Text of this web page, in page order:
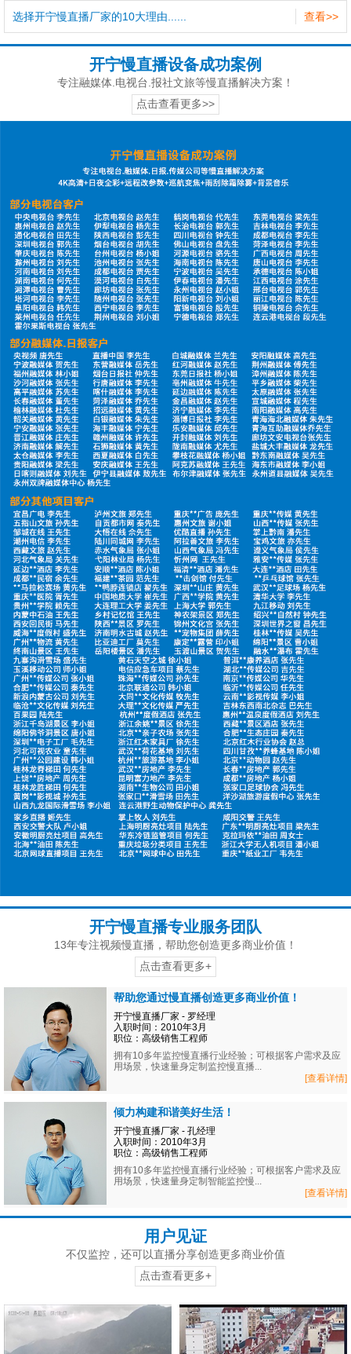
查看>>
选择开宁慢直播厂家的10大理由......
开宁慢直播设备成功案例
专注融媒体.电视台.报社文旅等慢直播解决方案！
点击查看更多>>
开宁慢直播专业服务团队
13年专注视频慢直播，帮助您创造更多商业价值！
点击查看更多+
帮助您通过慢直播创造更多商业价值！
开宁慢直播厂家 - 罗经理
入职时间：2010年3月
职位：高级销售工程师
拥有10多年监控慢直播行业经验；可根据客户需求及应
用场景，快速量身定制监控慢直播...
[查看详情]
倾力构建和谐美好生活！
开宁慢直播厂家 - 孔经理
入职时间：2010年3月
职位：高级销售工程师
拥有10多年监控慢直播行业经验；可根据客户需求及应
用场景，快速量身定制智能监控慢...
[查看详情]
用户见证
不仅监控，还可以直播分享创造更多商业价值
点击查看更多+